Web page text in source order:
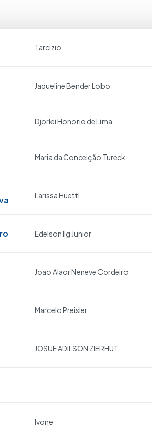
Tarcizio
Jaqueline Bender Lobo
Djorlei Honorio de Lima
Maria da Conceição Tureck
Larissa Huettl
Edelson Ilg Junior
Joao Alaor Neneve Cordeiro
Marcelo Preisler
JOSUE ADILSON ZIERHUT
Ivone